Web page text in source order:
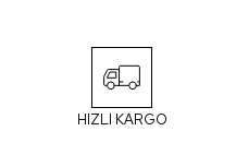
HIZLI KARGO